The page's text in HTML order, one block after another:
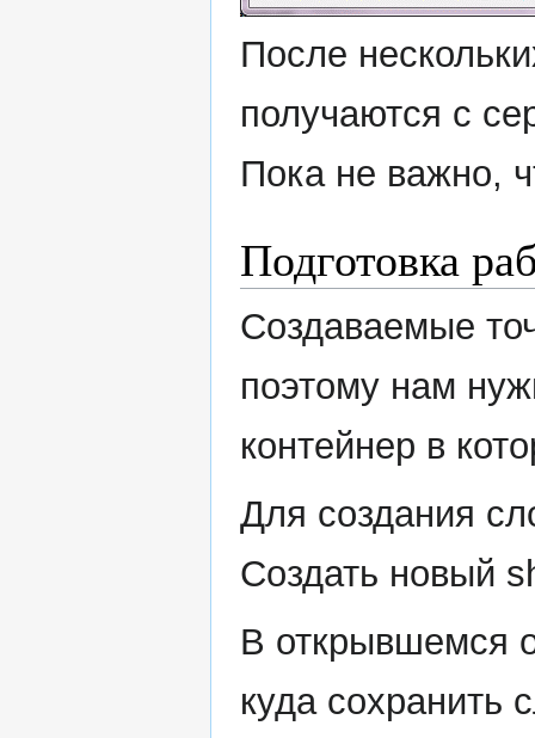
После
получаются с
Пока не важно,
Подготовка
Создаваемые
поэтому нам
контейнер в
Для создания
Создать новый
В открывшемся
куда сохранить